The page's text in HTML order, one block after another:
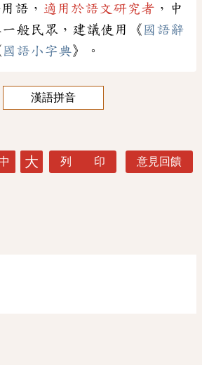
語， 適用於語文研究者 ，中
般民眾，建議使用《 國語辭
國語小字典》。
漢語拼音
中 大 列 印 意見回饋